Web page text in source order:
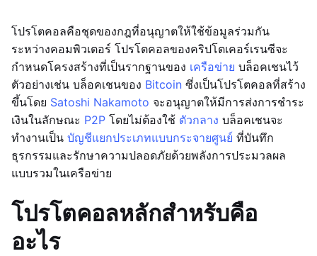
โปรโตคอลคือชุดของกฎที่อนุญาตให้ใช้ข้อมูลร่วมกัน
ระหว่างคอมพิวเตอร์ โปรโตคอลของคริปโตเคอร์เรนซีจะ
กำหนดโครงสร้างที่เป็นรากฐานของ เครือข่าย บล็อคเชนไว้
ตัวอย่างเช่น บล็อคเชนของ Bitcoin ซึ่งเป็นโปรโตคอลที่สร้าง
ขึ้นโดย Satoshi Nakamoto จะอนุญาตให้มีการส่งการชำระ
เงินในลักษณะ P2P โดยไม่ต้องใช้ ตัวกลาง บล็อคเชนจะ
ทำงานเป็น บัญชีแยกประเภทแบบกระจายศูนย์ ที่บันทึก
ธุรกรรมและรักษาความปลอดภัยด้วยพลังการประมวลผล
แบบรวมในเครือข่าย
โปรโตคอลหลักสำหรับคือ
อะไร